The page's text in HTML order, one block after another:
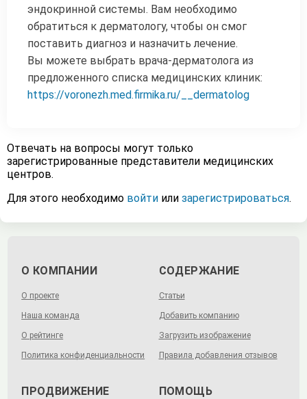
эндокринной системы. Вам необходимо
обратиться к дерматологу, чтобы он смог
поставить диагноз и назначить лечение.
Вы можете выбрать врача-дерматолога из
предложенного списка медицинских клиник:
https://voronezh.med.firmika.ru/__dermatolog
Отвечать на вопросы могут только
зарегистрированные представители медицинских
центров.
Для этого необходимо войти или зарегистрироваться.
О КОМПАНИИ
О проекте
Наша команда
О рейтинге
Политика конфиденциальности
СОДЕРЖАНИЕ
Статьи
Добавить компанию
Загрузить изображение
Правила добавления отзывов
ПРОДВИЖЕНИЕ ПОМОЩЬ